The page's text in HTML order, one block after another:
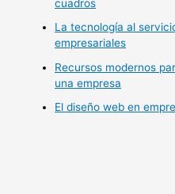
cuadros
La tecnología al
empresariales
Recursos modernos
una empresa
El diseño web en